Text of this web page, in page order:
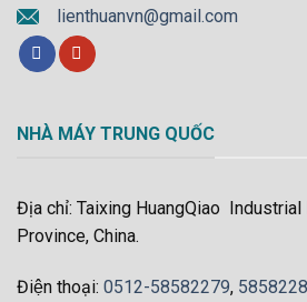
lienthuanvn@gmail.com
NHÀ MÁY TRUNG QUỐC
Địa chỉ: Taixing HuangQiao Industrial
Province, China.
Điện thoại: 0512-58582279,